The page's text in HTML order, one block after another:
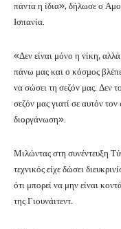
πάντα η ίδια», δήλωσε ο
Ισπανία.
«Δεν είναι μόνο η νίκη,
πάνω μας και ο κόσμος
να σώσει τη σεζόν μας. Δεν
σεζόν μας γιατί σε αυτόν
διοργάνωση».
Μιλώντας στη συνέντευξη
τεχνικός είχε δώσει
ότι μπορεί να μην είναι
της Γιουνάιτεντ.